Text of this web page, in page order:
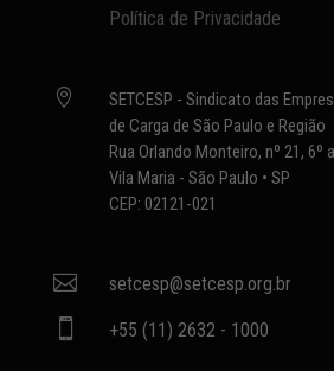
Política de Privacidade

SETCESP - Sindicato das
de Carga de São Paulo e Região
Rua Orlando Monteiro, nº 21, 6º
Vila Maria - São Paulo • SP
CEP: 02121-021
 setcesp@setcesp.org.br
 +55 (11) 2632 - 1000